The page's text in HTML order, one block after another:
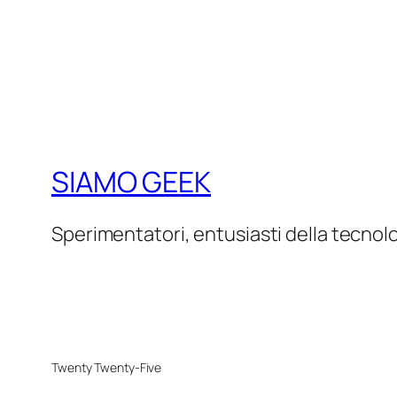
SIAMO GEEK
Sperimentatori, entusiasti della
Twenty Twenty-Five